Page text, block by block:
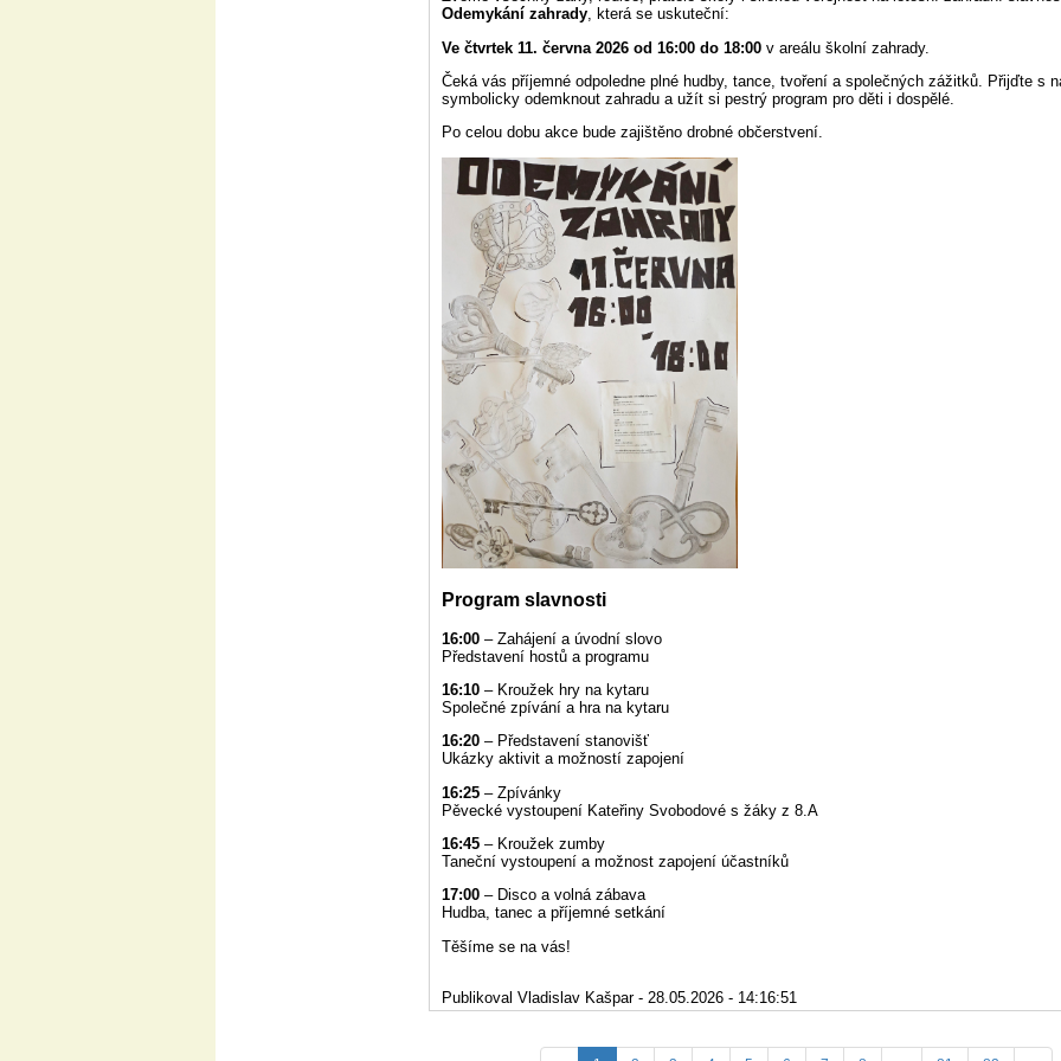
Odemykání zahrady, která se uskuteční:
Ve čtvrtek 11. června 2026 od 16:00 do 18:00 v areálu školní zahrady.
Čeká vás příjemné odpoledne plné hudby, tance, tvoření a společných zážitků. Přijďte s
symbolicky odemknout zahradu a užít si pestrý program pro děti i dospělé.
Po celou dobu akce bude zajištěno drobné občerstvení.
Program slavnosti
16:00 – Zahájení a úvodní slovo
Představení hostů a programu
16:10 – Kroužek hry na kytaru
Společné zpívání a hra na kytaru
16:20 – Představení stanovišť
Ukázky aktivit a možností zapojení
16:25 – Zpívánky
Pěvecké vystoupení Kateřiny Svobodové s žáky z 8.A
16:45 – Kroužek zumby
Taneční vystoupení a možnost zapojení účastníků
17:00 – Disco a volná zábava
Hudba, tanec a příjemné setkání
Těšíme se na vás!
Publikoval Vladislav Kašpar - 28.05.2026 - 14:16:51